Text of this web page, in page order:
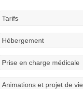
Tarifs
Hébergement
Prise en charge médicale
Animations et projet de vie